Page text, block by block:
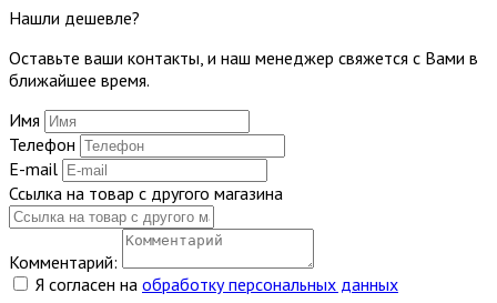
Нашли дешевле?
Оставьте ваши контакты, и наш менеджер свяжется с Вами в
ближайшее время.
Имя
Телефон
E-mail
Ссылка на товар с другого магазина
Комментарий:
Я согласен на обработку персональных данных